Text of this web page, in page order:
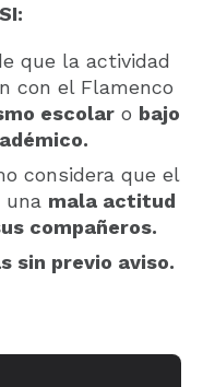
que la actividad
con el Flamenco
escolar o bajo
considera que el
una mala actitud
compañeros.
sin previo aviso.